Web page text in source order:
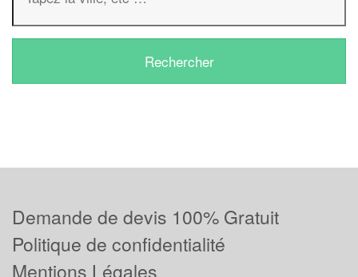
Demande de devis 100% Gratuit
Politique de confidentialité
Mentions Légales